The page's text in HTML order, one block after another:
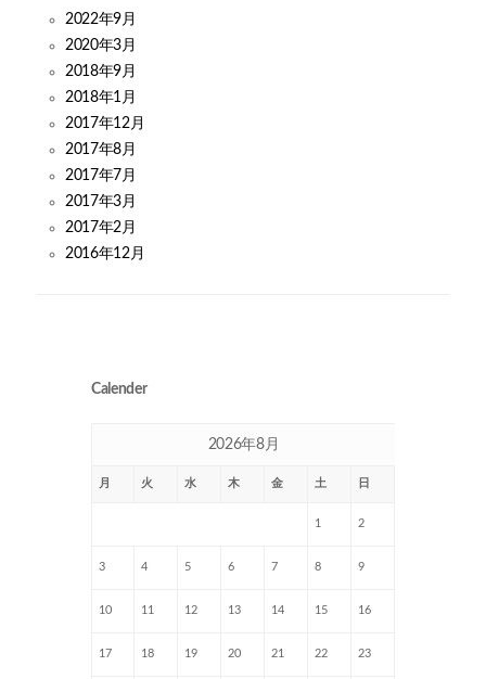
2022年9月
2020年3月
2018年9月
2018年1月
2017年12月
2017年8月
2017年7月
2017年3月
2017年2月
2016年12月
Calender
2026年8月
月 火 水 木 金 土 日
1 2
3 4 5 6 7 8 9
10 11 12 13 14 15 16
17 18 19 20 21 22 23